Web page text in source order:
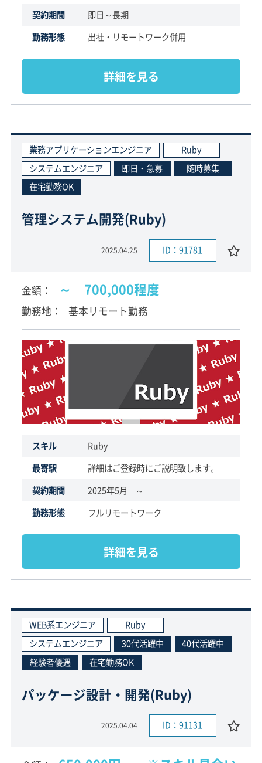
契約期間
即日～長期
勤務形態
出社・リモートワーク併用
詳細を見る
業務アプリケーションエンジニア
Ruby
システムエンジニア
即日・急募
随時募集
在宅勤務OK
管理システム開発(Ruby)
2025.04.25 ID：91781
金額 ～ 700,000程度
勤務地 基本リモート勤務
スキル
Ruby
最寄駅
詳細はご登録時にご説明致します。
契約期間
2025年5月 ～
勤務形態
フルリモートワーク
詳細を見る
WEB系エンジニア
Ruby
システムエンジニア
30代活躍中
40代活躍中
経験者優遇
在宅勤務OK
パッケージ設計・開発(Ruby)
2025.04.04 ID：91131